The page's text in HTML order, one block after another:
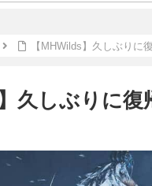
【MHWilds】久しぶりに
久しぶりに